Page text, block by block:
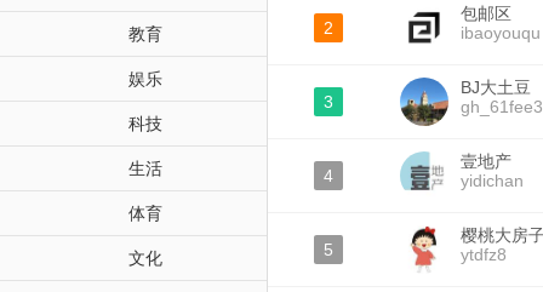
教育
娱乐
科技
生活
体育
文化
2
包邮区
ibaoyouqu
3
BJ大土豆
4
壹地产
yidichan
5
樱桃大房
ytdfz8